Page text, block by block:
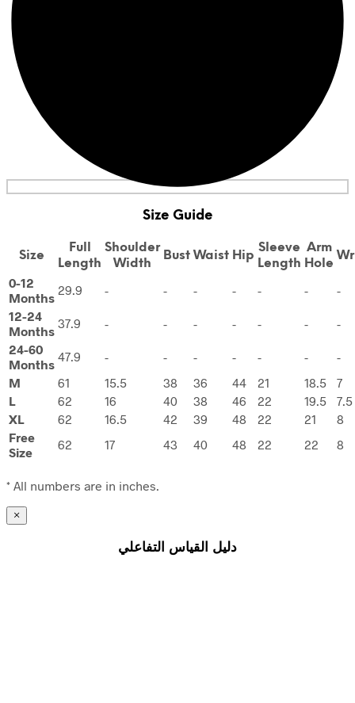
Size Guide
Size
Full
Length
Shoulder
Width
Bust Waist Hip
Sleeve
Length
Arm
Hole
0-12
Months
29.9 - - - - - -
-
12-24
Months
37.9 - - - - - -
-
24-60
Months
47.9 - - - - - -
-
M
61 15.5 38 36 44 21 18.5
7
L
62 16 40 38 46 22 19.5
7.5
XL
62 16.5 42 39 48 22 21
8
Free
Size
62 17 43 40 48 22 22 8
* All numbers are in inches.
×
دليل القياس التفاعلي